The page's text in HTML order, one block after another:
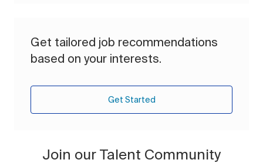
Get tailored job recommendations
based on your interests.
Get Started
Join our Talent Community